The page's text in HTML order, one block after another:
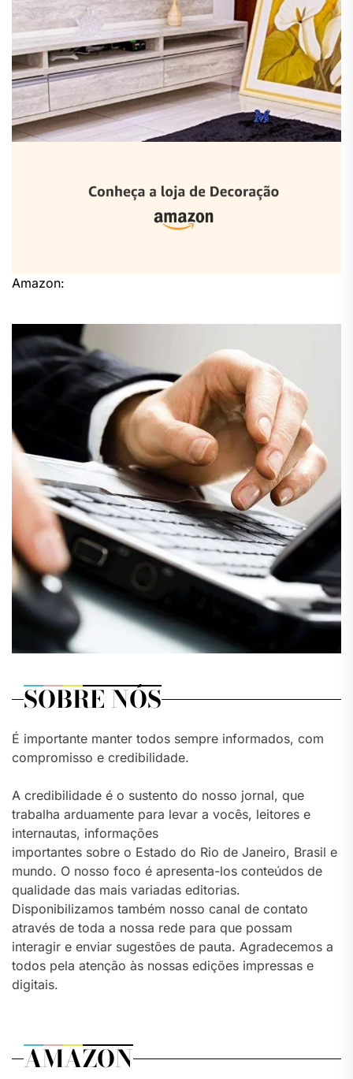
Amazon:
SOBRE NÓS
É importante manter todos sempre informados, com
compromisso e credibilidade.
A credibilidade é o sustento do nosso jornal, que
trabalha arduamente para levar a vocês, leitores e
internautas, informações
importantes sobre o Estado do Rio de Janeiro, Brasil e
mundo. O nosso foco é apresenta-los conteúdos de
qualidade das mais variadas editorias.
Disponibilizamos também nosso canal de contato
através de toda a nossa rede para que possam
interagir e enviar sugestões de pauta. Agradecemos a
todos pela atenção às nossas edições impressas e
digitais.
AMAZON